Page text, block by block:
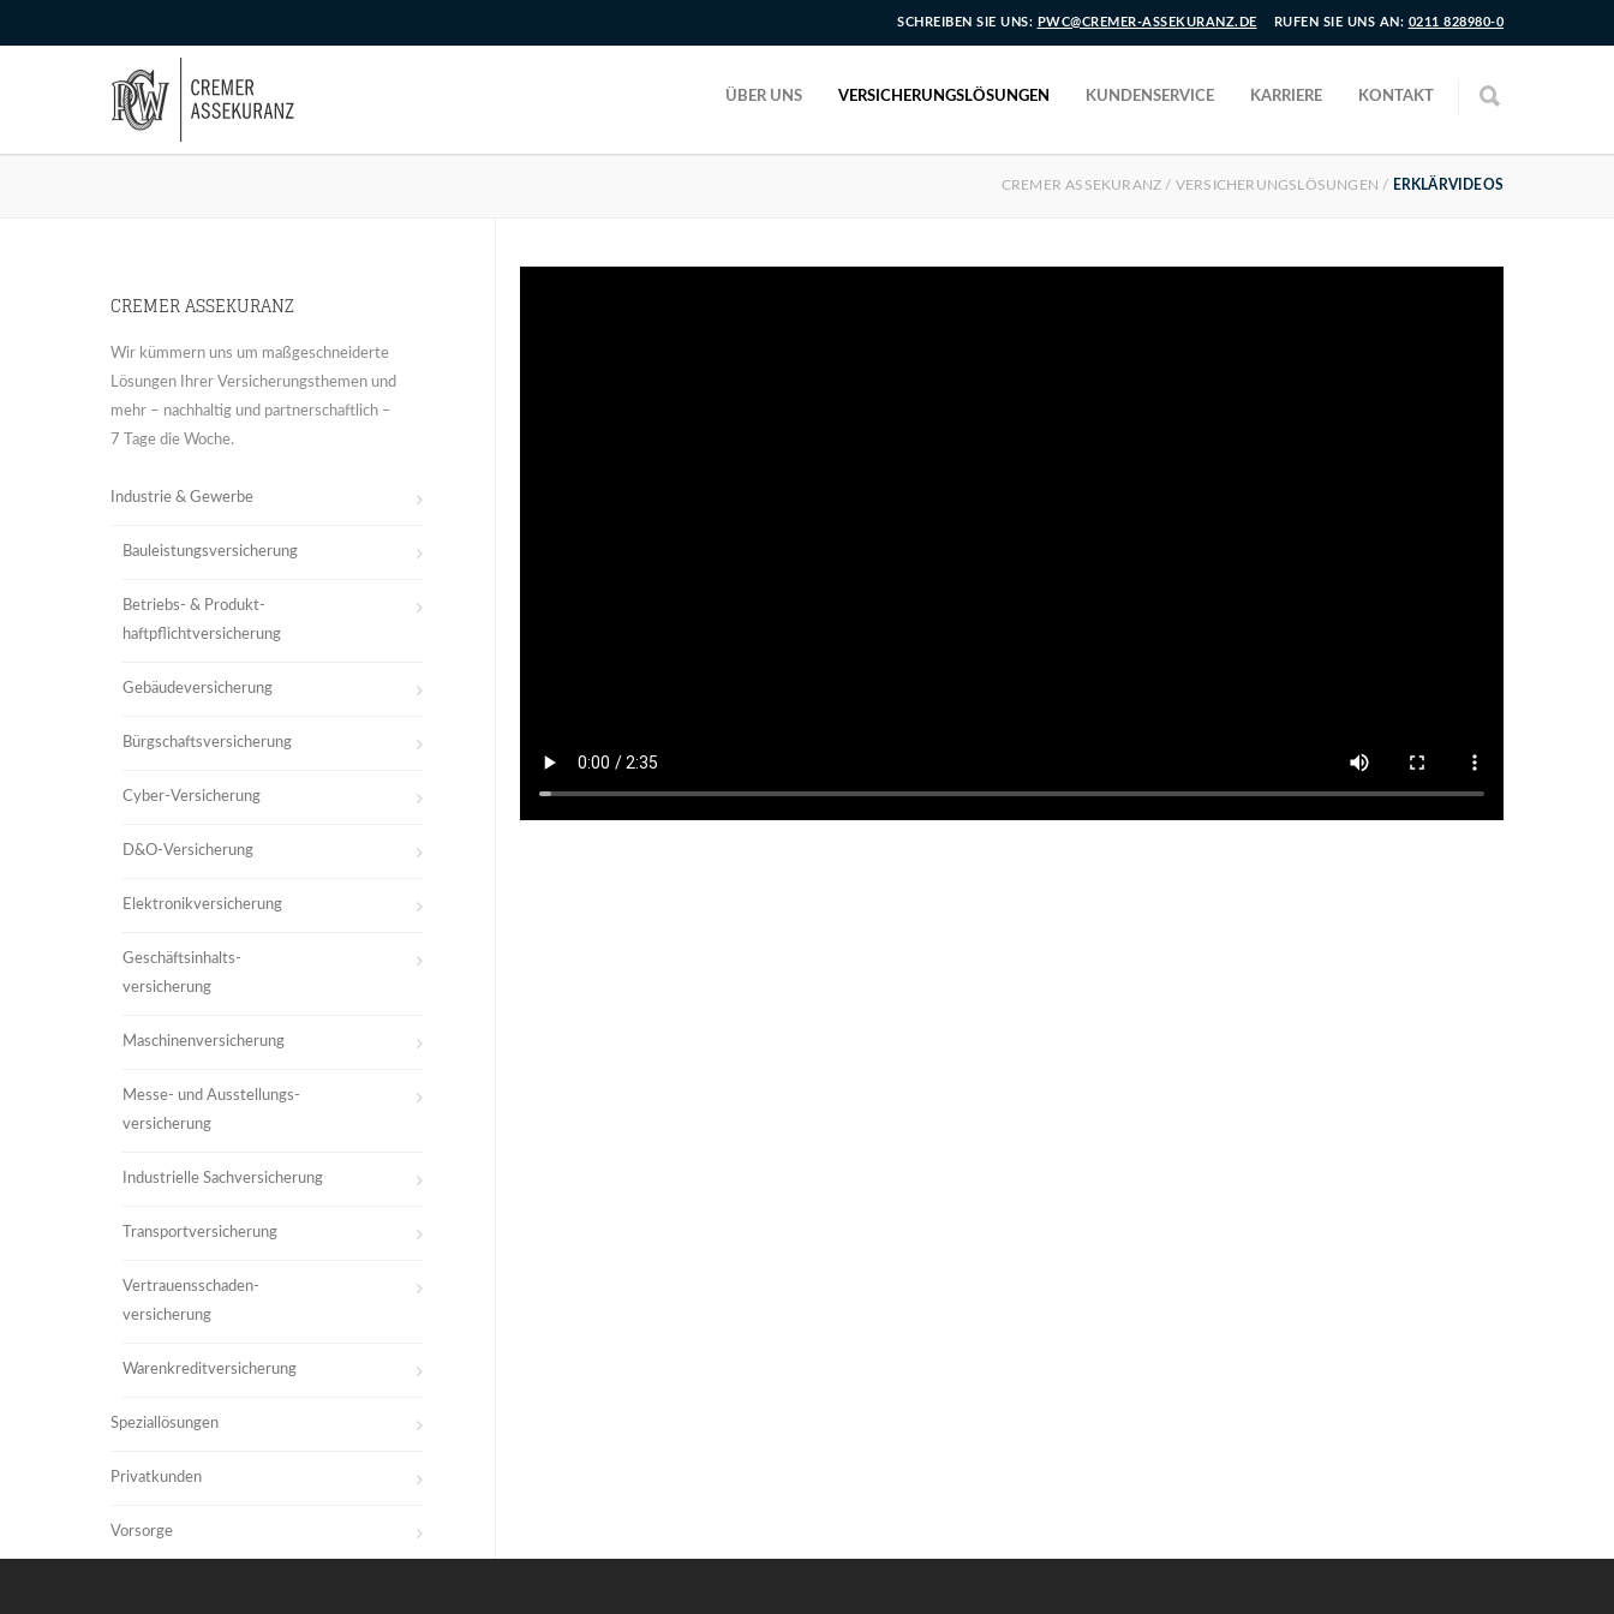
SCHREIBEN SIE UNS: PWC@CREMER-ASSEKURANZ.DE RUFEN SIE UNS AN: 0211 828980-0
ÜBER UNS VERSICHERUNGSLÖSUNGEN KUNDENSERVICE KARRIERE KONTAKT
CREMER ASSEKURANZ / VERSICHERUNGSLÖSUNGEN / ERKLÄRVIDEOS
CREMER ASSEKURANZ
Wir kümmern uns um maßgeschneiderte
Lösungen Ihrer Versicherungsthemen und
mehr – nachhaltig und partnerschaftlich –
7 Tage die Woche.
Industrie & Gewerbe
Bauleistungsversicherung
Betriebs- & Produkt-
haftpflichtversicherung
Gebäudeversicherung
Bürgschaftsversicherung
Cyber-Versicherung
D&O-Versicherung
Elektronikversicherung
Geschäftsinhalts-
versicherung
Maschinenversicherung
Messe- und Ausstellungs-
versicherung
Industrielle Sachversicherung
Transportversicherung
Vertrauensschaden-
versicherung
Warenkreditversicherung
Speziallösungen
Privatkunden
Vorsorge